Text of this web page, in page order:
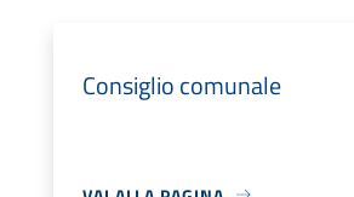
Consiglio comunale